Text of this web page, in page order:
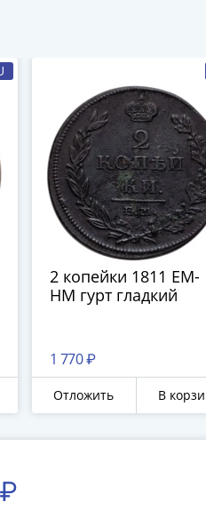
2 копейки 1811 ЕМ-
НМ гурт гладкий
1 770 ₽
Отложить В